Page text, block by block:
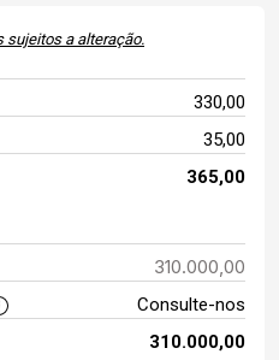
sujeitos a alteração.
330,00
35,00
365,00
310.000,00
Consulte-nos
310.000,00